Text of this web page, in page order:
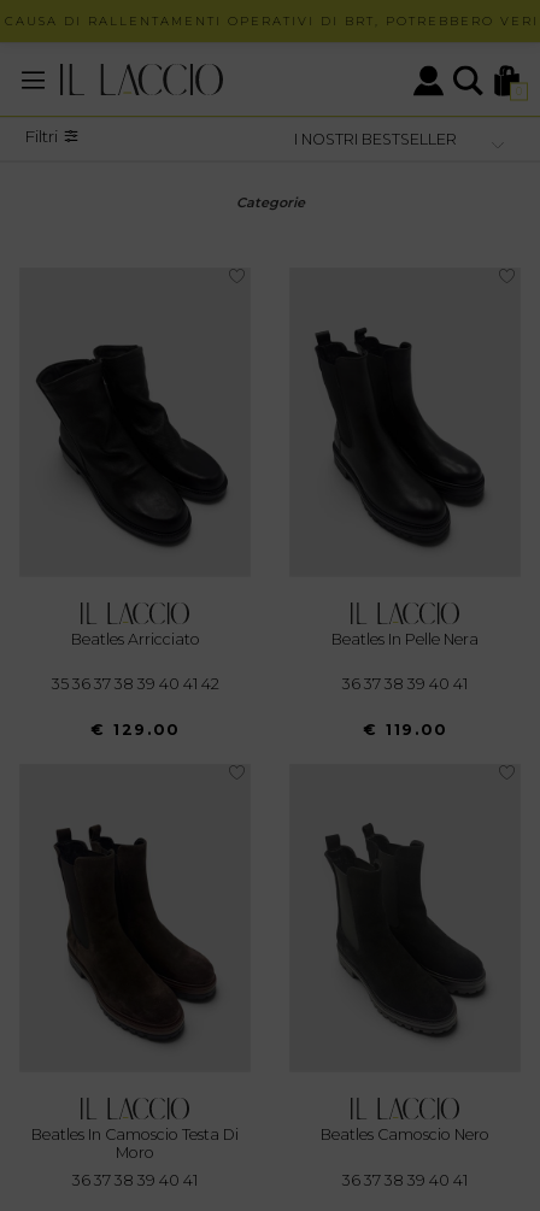
DI RALLENTAMENTI OPERATIVI DI BRT, POTREBBERO
0
Filtri
Categorie
Beatles Arricciato
35 36 37 38 39 40 41 42
€ 129.00
Beatles In Pelle Nera
36 37 38 39 40 41
€ 119.00
Beatles In Camoscio Testa Di
Moro
36 37 38 39 40 41
Beatles Camoscio Nero
36 37 38 39 40 41